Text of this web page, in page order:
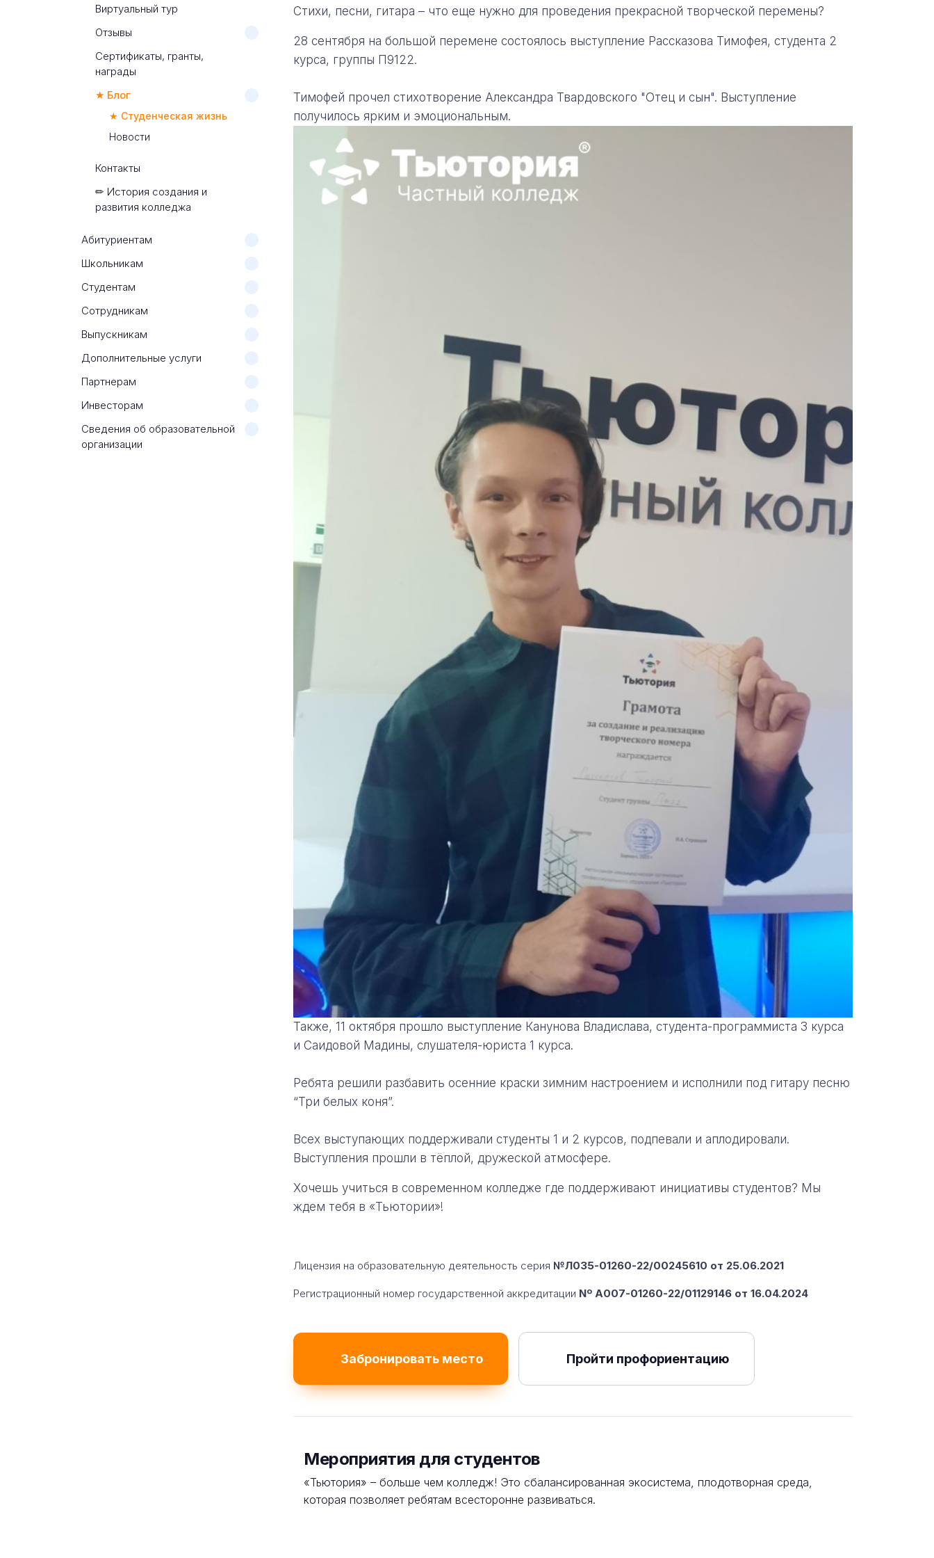
Виртуальный тур
Отзывы
Сертификаты, гранты,
награды
★ Блог
★ Студенческая жизнь
Новости
Контакты
✏ История создания и
развития колледжа
Абитуриентам
Школьникам
Студентам
Сотрудникам
Выпускникам
Дополнительные услуги
Партнерам
Инвесторам
Сведения об образовательной
организации
Стихи, песни, гитара – что еще нужно для проведения прекрасной творческой перемены?
28 сентября на большой перемене состоялось выступление Рассказова Тимофея, студента 2
курса, группы П9122.
Тимофей прочел стихотворение Александра Твардовского "Отец и сын". Выступление
получилось ярким и эмоциональным.
Также, 11 октября прошло выступление Канунова Владислава, студента-программиста 3 курса
и Саидовой Мадины, слушателя-юриста 1 курса.
Ребята решили разбавить осенние краски зимним настроением и исполнили под гитару песню
“Три белых коня”.
Всех выступающих поддерживали студенты 1 и 2 курсов, подпевали и аплодировали.
Выступления прошли в тёплой, дружеской атмосфере.
Хочешь учиться в современном колледже где поддерживают инициативы студентов? Мы
ждем тебя в «Тьютории»!
Лицензия на образовательную деятельность серия №Л035-01260-22/00245610 от 25.06.2021
Регистрационный номер государственной аккредитации Nº A007-01260-22/01129146 от 16.04.2024
Забронировать место Пройти профориентацию
Мероприятия для студентов
«Тьютория» – больше чем колледж! Это сбалансированная экосистема, плодотворная среда,
которая позволяет ребятам всесторонне развиваться.